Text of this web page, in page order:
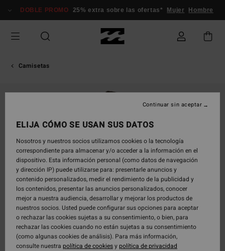
información
DOBLE PROMO 25% extra sobre las ofertas* Mujer Hombre
Camisetas
ELIJA CÓMO SE USAN SUS DATOS
Nosotros y nuestros socios utilizamos cookies o la tecnología
correspondiente para almacenar y/o acceder a la información en el
dispositivo. Esta información personal (como datos de navegación
y dirección IP) puede utilizarse para: presentarle anuncios y
contenido personalizados, medir el rendimiento de la publicidad y
los contenidos, presentar las anuncios personalizados, conocer
mejor a nuestra audiencia, desarrollar y mejorar los productos de
nuestros socios. Usted puede configurar sus opciones para aceptar
o rechazar las cookies sujetas a su consentimiento, o bien, para
rechazar las cookies cuando no están sujetas a su consentimiento
(como algunas cookies de análisis). Para más información,
consulte nuestra política de cookiesypolítica de privacidad
Continuar sin aceptar